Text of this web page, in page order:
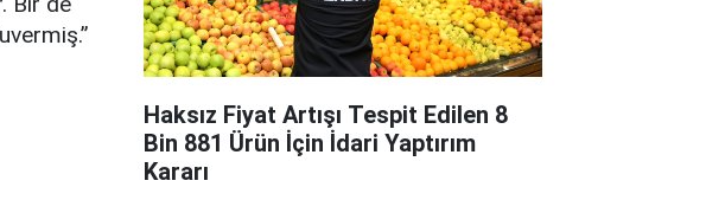
Haksız Fiyat Artışı Tespit Edilen 8
Bin 881 Ürün İçin İdari Yaptırım
Kararı